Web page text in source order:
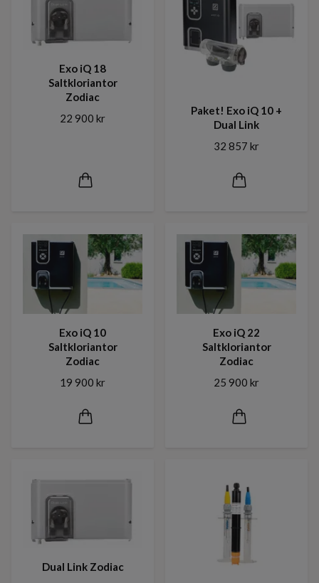
Exo iQ 18
Saltkloriantor
Zodiac
22 900 kr
Paket! Exo iQ 10 +
Dual Link
32 857 kr
Exo iQ 10
Saltkloriantor
Zodiac
19 900 kr
Exo iQ 22
Saltkloriantor
Zodiac
25 900 kr
Dual Link Zodiac